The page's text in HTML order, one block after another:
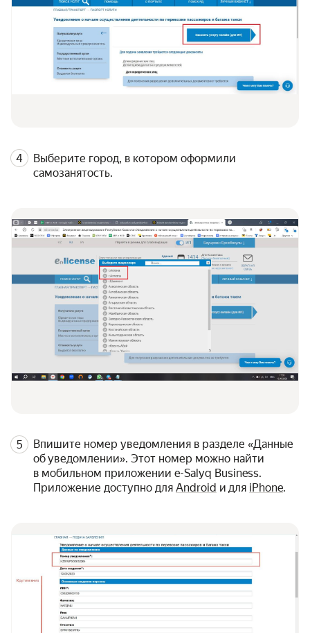
Выберите город, в котором оформили
самозанятость.
Впишите номер уведомления в разделе «Данные
об уведомлении». Этот номер можно найти
в мобильном приложении e-Salyq Business.
Приложение доступно для Android и для iPhone.